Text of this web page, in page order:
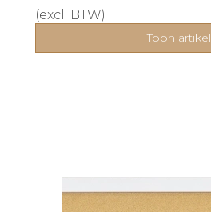
(excl. BTW)
Toon artikel